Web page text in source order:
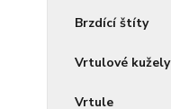
Brzdící štíty
Vrtulové kužely
Vrtule